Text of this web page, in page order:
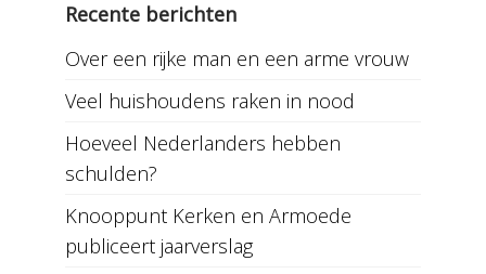
Recente berichten
Over een rijke man en een arme vrouw
Veel huishoudens raken in nood
Hoeveel Nederlanders hebben
schulden?
Knooppunt Kerken en Armoede
publiceert jaarverslag